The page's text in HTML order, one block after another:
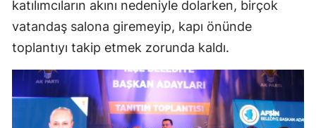
katılımcıların akını nedeniyle dolarken, birçok
vatandaş salona giremeyip, kapı önünde
toplantıyı takip etmek zorunda kaldı.